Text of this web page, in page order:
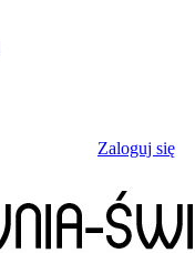
Zaloguj się